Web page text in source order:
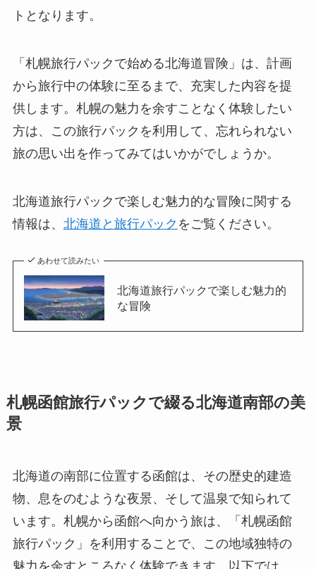
トとなります。
「札幌旅行パックで始める北海道冒険」は、計画
から旅行中の体験に至るまで、充実した内容を提
供します。札幌の魅力を余すことなく体験したい
方は、この旅行パックを利用して、忘れられない
旅の思い出を作ってみてはいかがでしょうか。
北海道旅行パックで楽しむ魅力的な冒険に関する
情報は、 北海道と旅行パック をご覧ください。
あわせて読みたい
北海道旅行パックで楽しむ魅力的
な冒険
札幌函館旅行パックで綴る北海道南部の美
景
北海道の南部に位置する函館は、その歴史的建造
物、息をのむような夜景、そして温泉で知られて
います。札幌から函館へ向かう旅は、「札幌函館
旅行パック」を利用することで、この地域独特の
魅力を余すところなく体験できます。以下では、